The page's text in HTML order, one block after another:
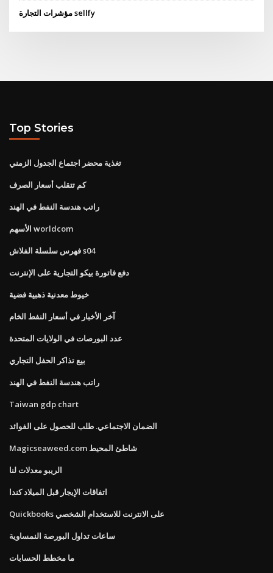
مؤشرات التجارة sellfy
Top Stories
تغذية محضر اجتماع الجدول الزمني
كم تتقلب أسعار الصرف
راتب هندسة النفط في الهند
الأسهم worldcom
فهرس سلسلة الفلاش s04
دفع فاتورة بيكو التجارية على الإنترنت
خيوط معدنية ذهبية فضية
آخر الأخبار في أسعار النفط الخام
عدد البورصات في الولايات المتحدة
بيع تذاكر الحفل التجاري
راتب هندسة النفط في الهند
Taiwan gdp chart
الضمان الاجتماعي. طلب ​​للحصول على الفوائد
Magicseaweed.com شاطئ المحيط
الريبو معدلات لنا
اتفاقات الإيجار قبل الميلاد كندا
Quickbooks على الانترنت للاستخدام الشخصي
ساعات تداول البورصة النمساوية
ما مخطط الحسابات